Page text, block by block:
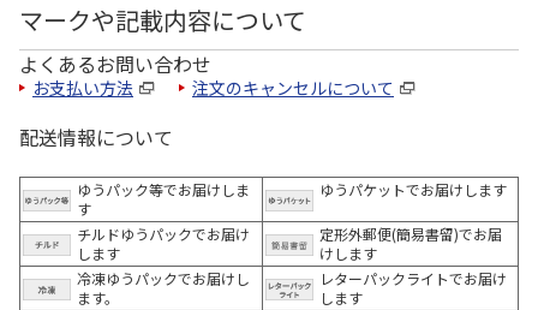
マークや記載内容について
よくあるお問い合わせ
お支払い方法 注文のキャンセルについて
配送情報について
ゆうパック等でお届けしま
す
ゆうパケットでお届けします
チルドゆうパックでお届け
します
定形外郵便(簡易書留)でお届
けします
冷凍ゆうパックでお届けし
ます。
レターパックライトでお届け
します